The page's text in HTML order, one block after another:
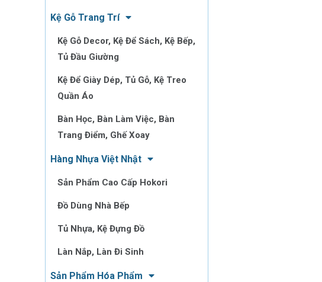
Kệ Gỗ Trang Trí
Kệ Gỗ Decor, Kệ Để Sách, Kệ Bếp,
Tủ Đầu Giường
Kệ Để Giày Dép, Tủ Gỗ, Kệ Treo
Quần Áo
Bàn Học, Bàn Làm Việc, Bàn
Trang Điểm, Ghế Xoay
Hàng Nhựa Việt Nhật
Sản Phẩm Cao Cấp Hokori
Đồ Dùng Nhà Bếp
Tủ Nhựa, Kệ Đựng Đồ
Làn Nắp, Làn Đi Sinh
Sản Phẩm Hóa Phẩm